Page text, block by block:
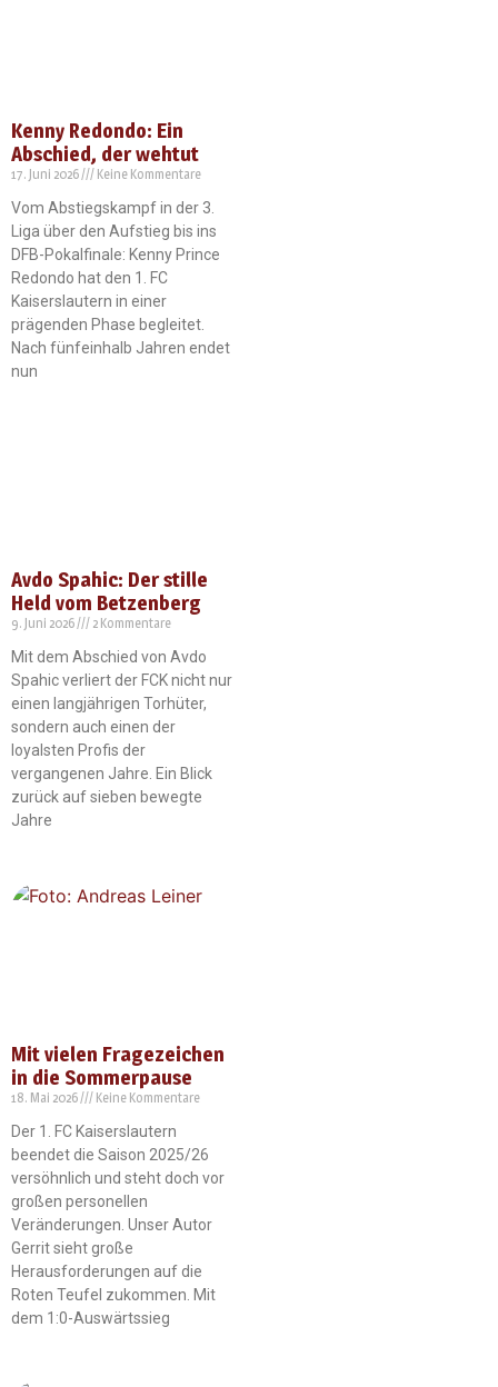
Kenny Redondo: Ein
Abschied, der wehtut
17. Juni 2026 Keine Kommentare
Vom Abstiegskampf in der 3.
Liga über den Aufstieg bis ins
DFB-Pokalfinale: Kenny Prince
Redondo hat den 1. FC
Kaiserslautern in einer
prägenden Phase begleitet.
Nach fünfeinhalb Jahren endet
nun
Avdo Spahic: Der stille
Held vom Betzenberg
9. Juni 2026 2 Kommentare
Mit dem Abschied von Avdo
Spahic verliert der FCK nicht nur
einen langjährigen Torhüter,
sondern auch einen der
loyalsten Profis der
vergangenen Jahre. Ein Blick
zurück auf sieben bewegte
Jahre
Mit vielen Fragezeichen
in die Sommerpause
18. Mai 2026 Keine Kommentare
Der 1. FC Kaiserslautern
beendet die Saison 2025/26
versöhnlich und steht doch vor
großen personellen
Veränderungen. Unser Autor
Gerrit sieht große
Herausforderungen auf die
Roten Teufel zukommen. Mit
dem 1:0-Auswärtssieg